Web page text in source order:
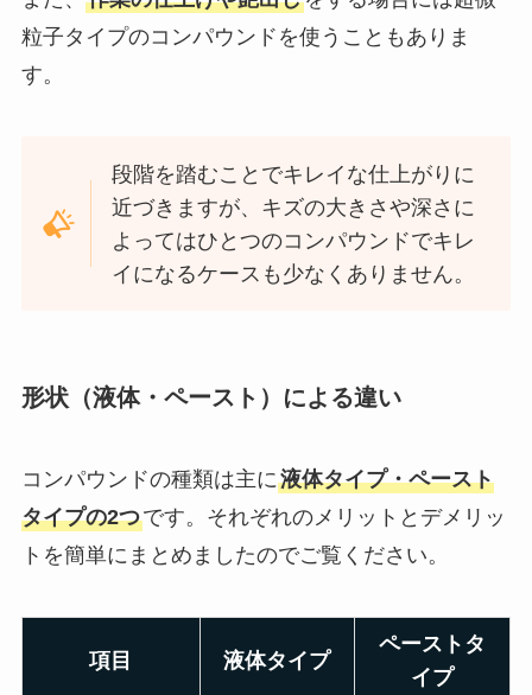
粒子タイプのコンパウンドを使うこともありま
す。
段階を踏むことでキレイな仕上がりに
近づきますが、キズの大きさや深さに
よってはひとつのコンパウンドでキレ
イになるケースも少なくありません。
形状（液体・ペースト）による違い
コンパウンドの種類は主に液体タイプ・ペースト
タイプの2つです。それぞれのメリットとデメリッ
トを簡単にまとめましたのでご覧ください。
項目 液体タイプ
ペーストタ
イプ